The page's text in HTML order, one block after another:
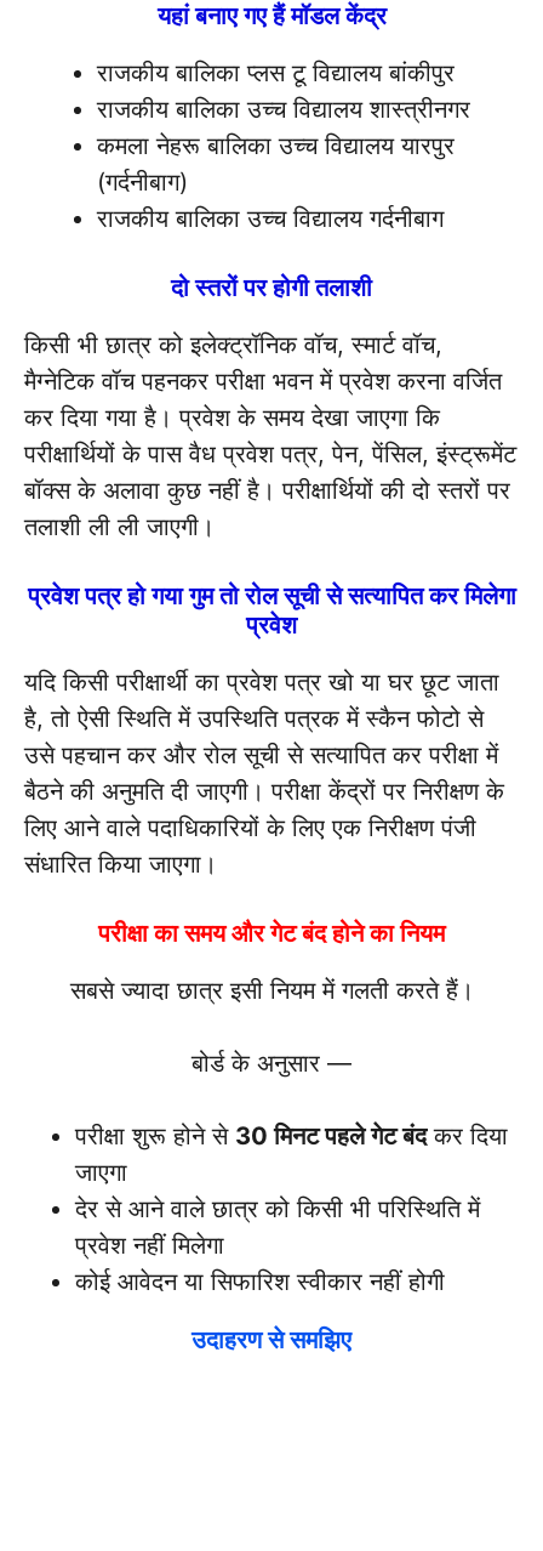
यहां बनाए गए हैं मॉडल केंद्र
राजकीय बालिका प्लस टू विद्यालय बांकीपुर
राजकीय बालिका उच्च विद्यालय शास्त्रीनगर
कमला नेहरू बालिका उच्च विद्यालय यारपुर
(गर्दनीबाग)
राजकीय बालिका उच्च विद्यालय गर्दनीबाग
दो स्तरों पर होगी तलाशी
किसी भी छात्र को इलेक्ट्रॉनिक वॉच, स्मार्ट वॉच,
मैग्नेटिक वॉच पहनकर परीक्षा भवन में प्रवेश करना वर्जित
कर दिया गया है। प्रवेश के समय देखा जाएगा कि
परीक्षार्थियों के पास वैध प्रवेश पत्र, पेन, पेंसिल, इंस्ट्रूमेंट
बॉक्स के अलावा कुछ नहीं है। परीक्षार्थियों की दो स्तरों पर
तलाशी ली ली जाएगी।
प्रवेश पत्र हो गया गुम तो रोल सूची से सत्यापित कर मिलेगा
प्रवेश
यदि किसी परीक्षार्थी का प्रवेश पत्र खो या घर छूट जाता
है, तो ऐसी स्थिति में उपस्थिति पत्रक में स्कैन फोटो से
उसे पहचान कर और रोल सूची से सत्यापित कर परीक्षा में
बैठने की अनुमति दी जाएगी। परीक्षा केंद्रों पर निरीक्षण के
लिए आने वाले पदाधिकारियों के लिए एक निरीक्षण पंजी
संधारित किया जाएगा।
परीक्षा का समय और गेट बंद होने का नियम
सबसे ज्यादा छात्र इसी नियम में गलती करते हैं।
बोर्ड के अनुसार —
परीक्षा शुरू होने से 30 मिनट पहले गेट बंदकर दिया
जाएगा
देर से आने वाले छात्र को किसी भी परिस्थिति में
प्रवेश नहीं मिलेगा
कोई आवेदन या सिफारिश स्वीकार नहीं होगी
उदाहरण से समझिए